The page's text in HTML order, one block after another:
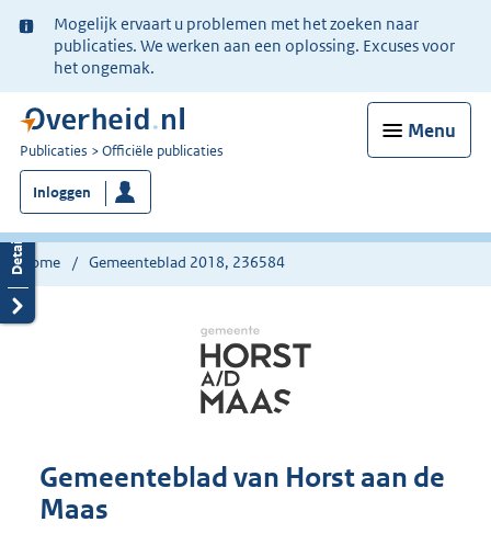
Ter
informatie:
Mogelijk ervaart u problemen met het zoeken naar
publicaties. We werken aan een oplossing. Excuses voor
het ongemak.
Menu
U
bent
nu
hier:
Publicaties Officiële publicaties
Inloggen
Home Gemeenteblad 2018, 236584
Gemeenteblad van Horst aan de
Maas